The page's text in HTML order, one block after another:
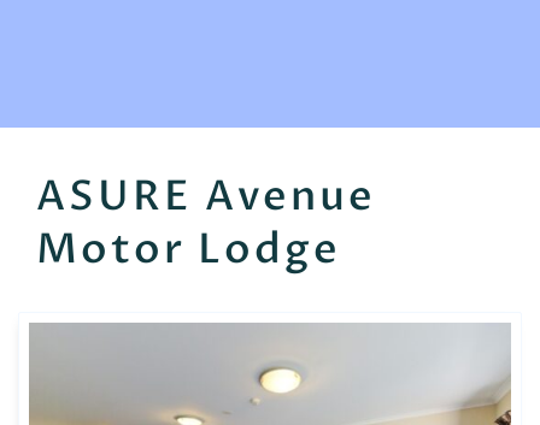
ASURE Avenue
Motor Lodge